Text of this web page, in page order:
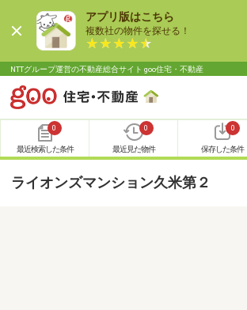
アプリ版はこちら
複数社の物件を探せる！
NTTグループ運営の不動産総合サイト goo住宅・不動産
0
最近検索した条件
0
最近見た物件
0
保存した条件
ライオンズマンション久米第２